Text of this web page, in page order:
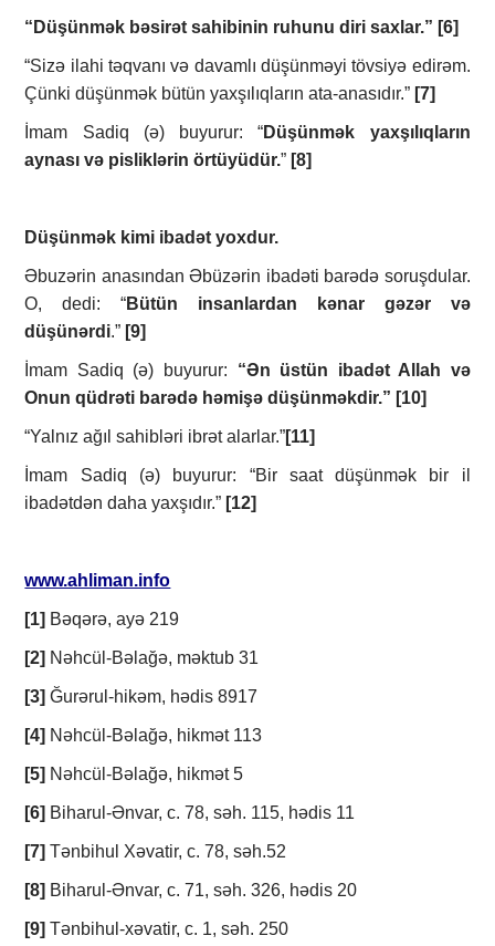
“Düşünmək bəsirət sahibinin ruhunu diri saxlar.” [6]
“Sizə ilahi təqvanı və davamlı düşünməyi tövsiyə edirəm.
Çünki düşünmək bütün yaxşılıqların ata-anasıdır.” [7]
İmam Sadiq (ə) buyurur: “Düşünmək yaxşılıqların
aynası və pisliklərin örtüyüdür.” [8]
Düşünmək kimi ibadət yoxdur.
Əbuzərin anasından Əbüzərin ibadəti barədə soruşdular.
O, dedi: “Bütün insanlardan kənar gəzər və
düşünərdi.” [9]
İmam Sadiq (ə) buyurur: “Ən üstün ibadət Allah və
Onun qüdrəti barədə həmişə düşünməkdir.” [10]
“Yalnız ağıl sahibləri ibrət alarlar.”[11]
İmam Sadiq (ə) buyurur: “Bir saat düşünmək bir il
ibadətdən daha yaxşıdır.” [12]
www.ahliman.info
[1] Bəqərə, ayə 219
[2] Nəhcül-Bəlağə, məktub 31
[3] Ğurərul-hikəm, hədis 8917
[4] Nəhcül-Bəlağə, hikmət 113
[5] Nəhcül-Bəlağə, hikmət 5
[6] Biharul-Ənvar, c. 78, səh. 115, hədis 11
[7] Tənbihul Xəvatir, c. 78, səh.52
[8] Biharul-Ənvar, c. 71, səh. 326, hədis 20
[9] Tənbihul-xəvatir, c. 1, səh. 250